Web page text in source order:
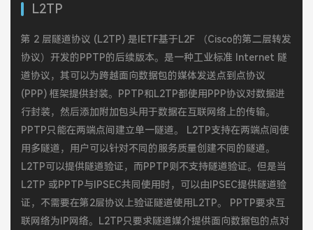
L2TP
第 2 层隧道协议 (L2TP) 是IETF基于L2F （Cisco的第二层转发
协议）开发的PPTP的后续版本。是一种工业标准 Internet 隧
道协议，其可以为跨越面向数据包的媒体发送点到点协议
(PPP) 框架提供封装。PPTP和L2TP都使用PPP协议对数据进
行封装，然后添加附加包头用于数据在互联网络上的传输。
PPTP只能在两端点间建立单一隧道。 L2TP支持在两端点间使
用多隧道，用户可以针对不同的服务质量创建不同的隧道。
L2TP可以提供隧道验证，而PPTP则不支持隧道验证。但是当
L2TP 或PPTP与IPSEC共同使用时，可以由IPSEC提供隧道验
证，不需要在第2层协议上验证隧道使用L2TP。 PPTP要求互
联网络为IP网络。L2TP只要求隧道媒介提供面向数据包的点对